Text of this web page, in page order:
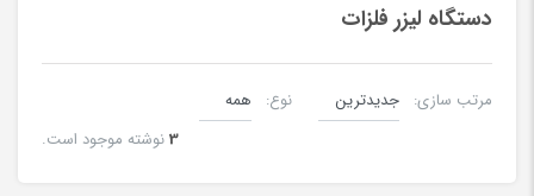
دستگاه لیزر فلزات
مرتب سازی:
نوع:
3نوشته موجود است.